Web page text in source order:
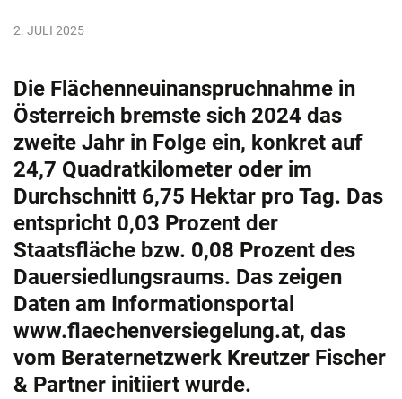
2. JULI 2025
Die Flächenneuinanspruchnahme in
Österreich bremste sich 2024 das
zweite Jahr in Folge ein, konkret auf
24,7 Quadratkilometer oder im
Durchschnitt 6,75 Hektar pro Tag. Das
entspricht 0,03 Prozent der
Staatsfläche bzw. 0,08 Prozent des
Dauersiedlungsraums. Das zeigen
Daten am Informationsportal
www.flaechenversiegelung.at, das
vom Beraternetzwerk Kreutzer Fischer
& Partner initiiert wurde.